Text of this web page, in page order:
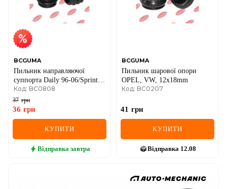
BCGUMA
Пильник направляючої
суппорта Daily 96-06/Sprinter
06- (19x12x23)
Код: BC0808
37 грн
36 грн
КУПИТИ
Відправка завтра
BCGUMA
Пильник шарової опори
OPEL, VW, 12x18mm
Код: BC0207
41 грн
КУПИТИ
Відправка 12.08